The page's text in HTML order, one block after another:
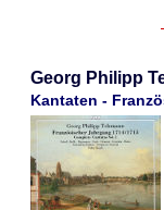
Georg Philipp
Kantaten -